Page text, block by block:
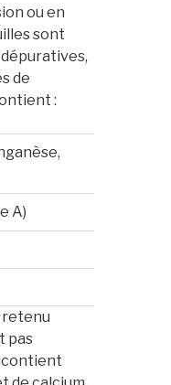
ou en
sont
de
:
A)
retenu
pas
contient